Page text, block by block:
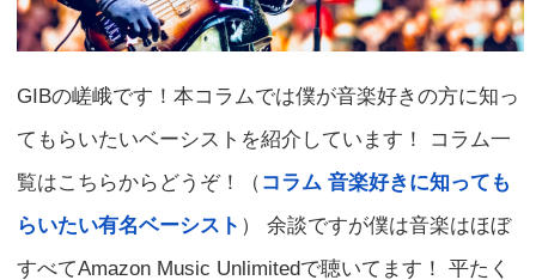
GIBの嵯峨です！本コラムでは僕が音楽好きの方に知っ
てもらいたいベーシストを紹介しています！ コラム一
覧はこちらからどうぞ！（ コラム 音楽好きに知っても
らいたい有名ベーシスト ） 余談ですが僕は音楽はほぼ
すべてAmazon Music Unlimitedで聴いてます！ 平たく